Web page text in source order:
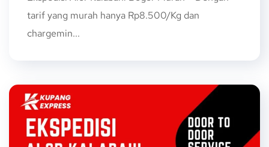
tarif yang murah hanya Rp8.500/Kg dan
chargemin...